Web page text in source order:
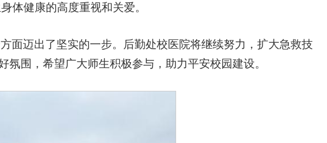
体健康的高度重视和关爱。
面迈出了坚实的一步。后勤处校医院将继续努力，扩大急救技
围，希望广大师生积极参与，助力平安校园建设。